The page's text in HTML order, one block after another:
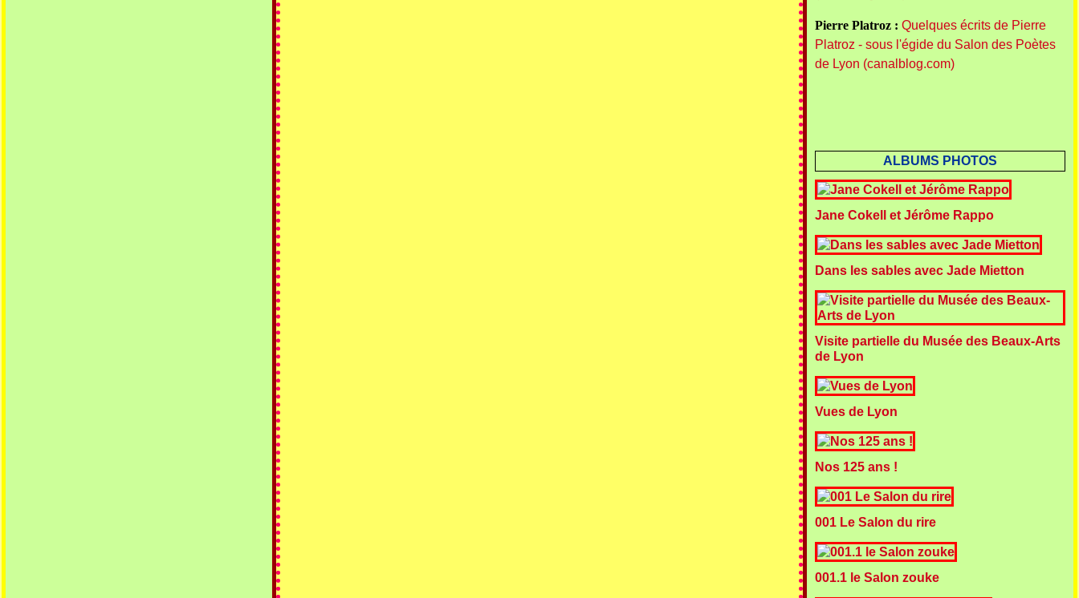
Pierre Platroz : Quelques écrits de Pierre
Platroz - sous l'égide du Salon des Poètes
de Lyon (canalblog.com)
ALBUMS PHOTOS
Jane Cokell et Jérôme Rappo
Dans les sables avec Jade Mietton
Visite partielle du Musée des Beaux-Arts
de Lyon
Vues de Lyon
Nos 125 ans !
001 Le Salon du rire
001.1 le Salon zouke